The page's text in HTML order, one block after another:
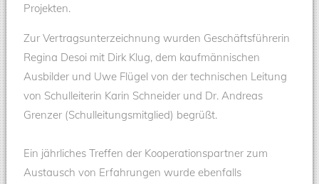
Projekten.
Zur Vertragsunterzeichnung wurden Geschäftsführerin
Regina Desoi mit Dirk Klug, dem kaufmännischen
Ausbilder und Uwe Flügel von der technischen Leitung
von Schulleiterin Karin Schneider und Dr. Andreas
Grenzer (Schulleitungsmitglied) begrüßt.
Ein jährliches Treffen der Kooperationspartner zum
Austausch von Erfahrungen wurde ebenfalls